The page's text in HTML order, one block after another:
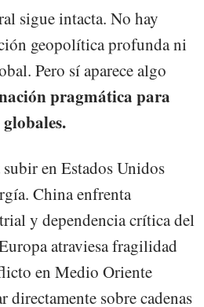
sigue intacta. No hay
geopolítica profunda ni
Pero sí aparece algo
pragmática para
en Estados Unidos
China enfrenta
y dependencia crítica del
atraviesa fragilidad
en Medio Oriente
directamente sobre cadenas